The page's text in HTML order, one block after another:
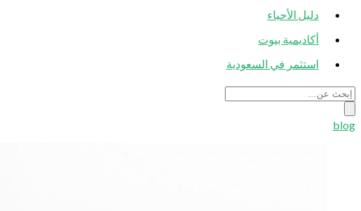
دليل الأحياء
أكاديمية بيوت
استثمر في السعودية
blog